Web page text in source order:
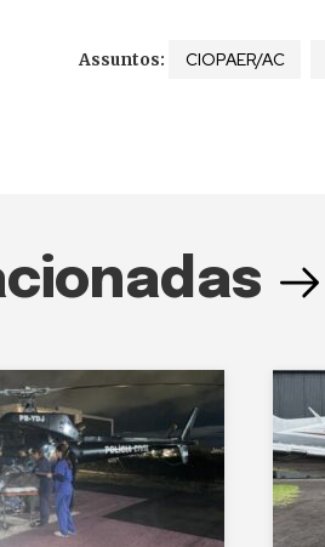
Assuntos: CIOPAER/AC